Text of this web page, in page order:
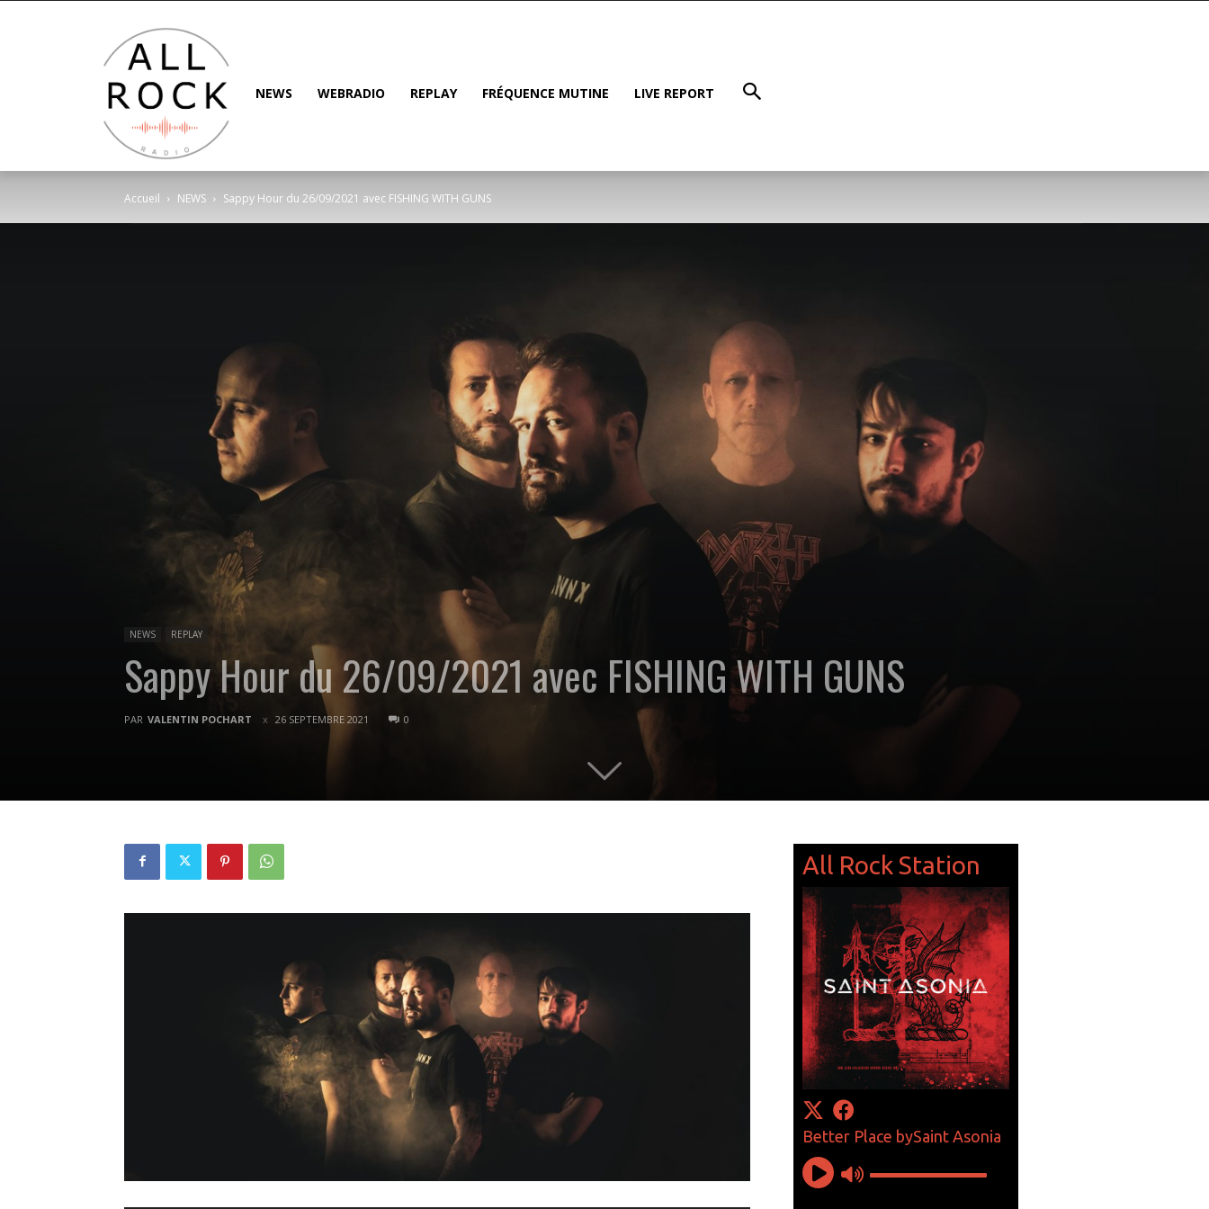
NEWS WEBRADIO REPLAY FRÉQUENCE MUTINE LIVE REPORT
Accueil NEWS Sappy Hour du 26/09/2021 avec FISHING WITH GUNS
NEWS REPLAY
Sappy Hour du 26/09/2021 avec FISHING WITH GUNS
PAR VALENTIN POCHART 26 SEPTEMBRE 2021 0